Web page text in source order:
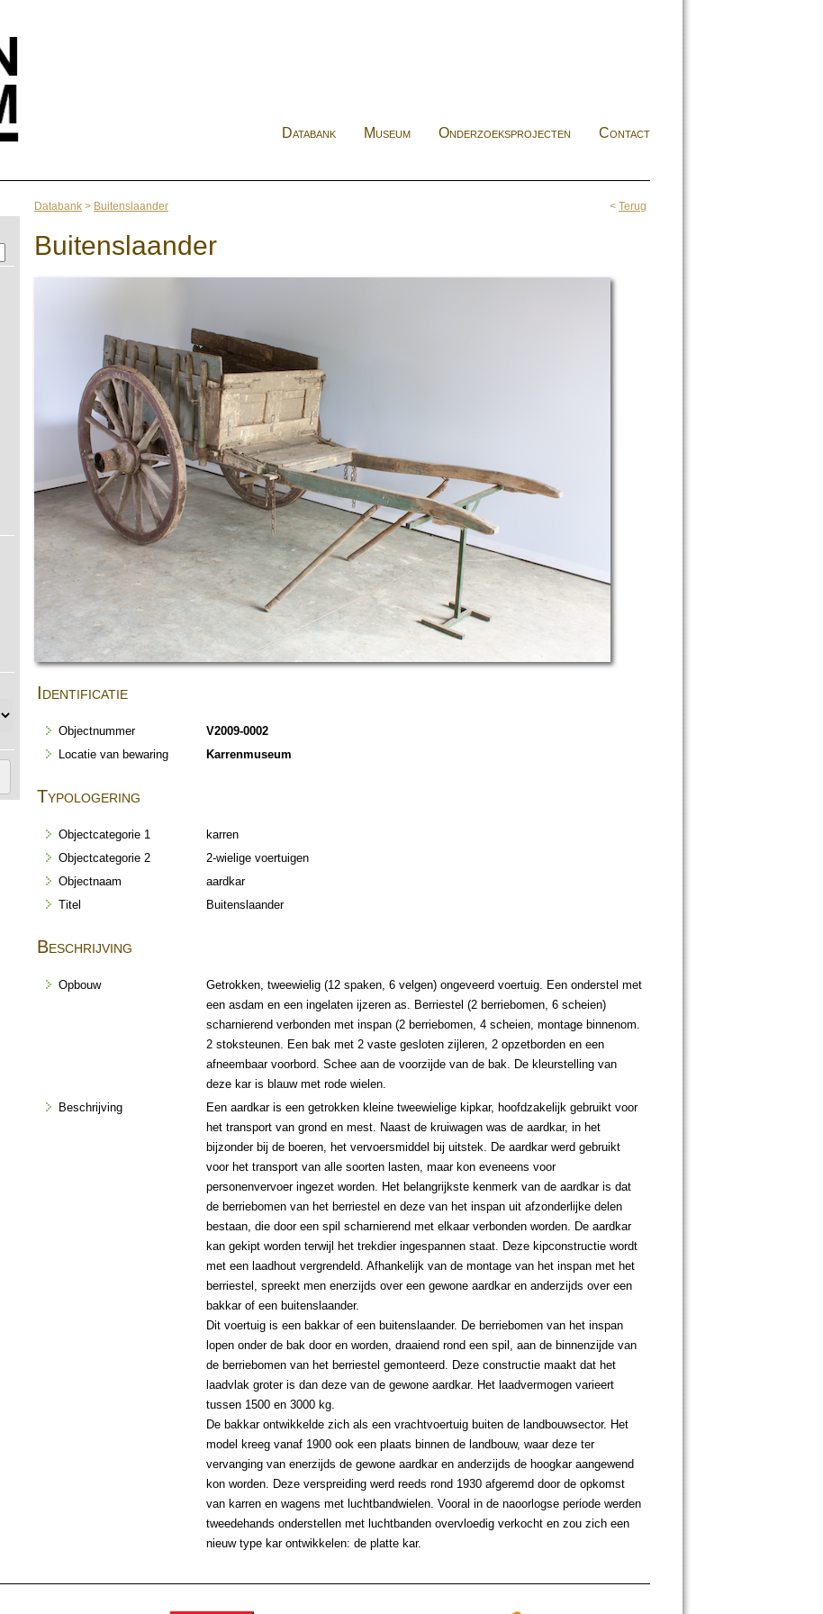
Databank Museum Onderzoeksprojecten Contact
< Terug
Databank > Buitenslaander
Buitenslaander
Identificatie
Objectnummer
V2009-0002
Locatie van bewaring
Karrenmuseum
Typologering
Objectcategorie 1
karren
Objectcategorie 2
2-wielige voertuigen
Objectnaam
aardkar
Titel
Buitenslaander
Beschrijving
Opbouw
Getrokken, tweewielig (12 spaken, 6 velgen) ongeveerd voertuig. Een onderstel met
een asdam en een ingelaten ijzeren as. Berriestel (2 berriebomen, 6 scheien)
scharnierend verbonden met inspan (2 berriebomen, 4 scheien, montage binnenom.
2 stoksteunen. Een bak met 2 vaste gesloten zijleren, 2 opzetborden en een
afneembaar voorbord. Schee aan de voorzijde van de bak. De kleurstelling van
deze kar is blauw met rode wielen.
Beschrijving
Een aardkar is een getrokken kleine tweewielige kipkar, hoofdzakelijk gebruikt voor
het transport van grond en mest. Naast de kruiwagen was de aardkar, in het
bijzonder bij de boeren, het vervoersmiddel bij uitstek. De aardkar werd gebruikt
voor het transport van alle soorten lasten, maar kon eveneens voor
personenvervoer ingezet worden. Het belangrijkste kenmerk van de aardkar is dat
de berriebomen van het berriestel en deze van het inspan uit afzonderlijke delen
bestaan, die door een spil scharnierend met elkaar verbonden worden. De aardkar
kan gekipt worden terwijl het trekdier ingespannen staat. Deze kipconstructie wordt
met een laadhout vergrendeld. Afhankelijk van de montage van het inspan met het
berriestel, spreekt men enerzijds over een gewone aardkar en anderzijds over een
bakkar of een buitenslaander.
Dit voertuig is een bakkar of een buitenslaander. De berriebomen van het inspan
lopen onder de bak door en worden, draaiend rond een spil, aan de binnenzijde van
de berriebomen van het berriestel gemonteerd. Deze constructie maakt dat het
laadvlak groter is dan deze van de gewone aardkar. Het laadvermogen varieert
tussen 1500 en 3000 kg.
De bakkar ontwikkelde zich als een vrachtvoertuig buiten de landbouwsector. Het
model kreeg vanaf 1900 ook een plaats binnen de landbouw, waar deze ter
vervanging van enerzijds de gewone aardkar en anderzijds de hoogkar aangewend
kon worden. Deze verspreiding werd reeds rond 1930 afgeremd door de opkomst
van karren en wagens met luchtbandwielen. Vooral in de naoorlogse periode werden
tweedehands onderstellen met luchtbanden overvloedig verkocht en zou zich een
nieuw type kar ontwikkelen: de platte kar.